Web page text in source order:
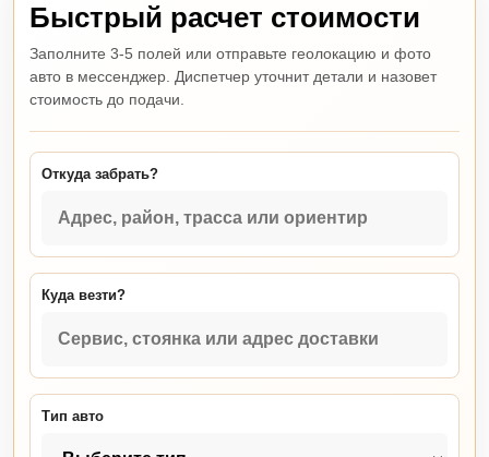
Быстрый расчет стоимости
Заполните 3-5 полей или отправьте геолокацию и фото
авто в мессенджер. Диспетчер уточнит детали и назовет
стоимость до подачи.
Откуда забрать?
Куда везти?
Тип авто